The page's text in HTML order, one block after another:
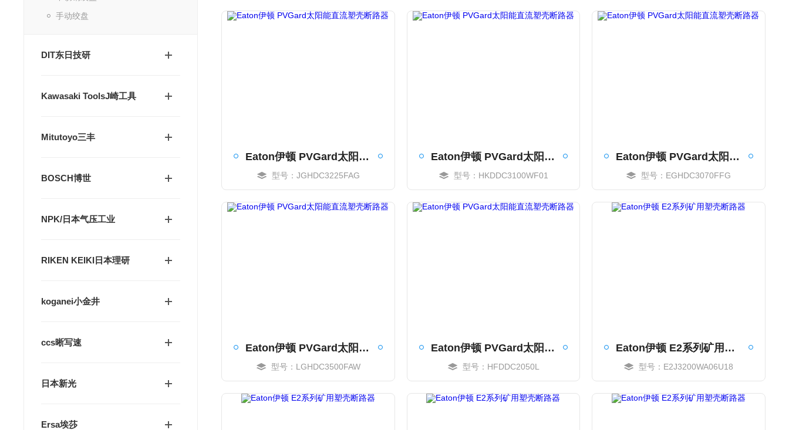
手动绞盘
DIT东日技研
Kawasaki ToolsJ崎工具
Mitutoyo三丰
BOSCH博世
NPK/日本气压工业
RIKEN KEIKI日本理研
koganei小金井
ccs晰写速
日本新光
Ersa埃莎
Eaton伊顿 PVGard太阳能直流塑壳断路器
型号：JGHDC3225FAG
Eaton伊顿 PVGard太阳能直流塑壳断路器
型号：HKDDC3100WF01
Eaton伊顿 PVGard太阳能直流塑壳断路器
型号：EGHDC3070FFG
Eaton伊顿 PVGard太阳能直流塑壳断路器
型号：LGHDC3500FAW
Eaton伊顿 PVGard太阳能直流塑壳断路器
型号：HFDDC2050L
Eaton伊顿 E2系列矿用塑壳断路器
型号：E2J3200WA06U18